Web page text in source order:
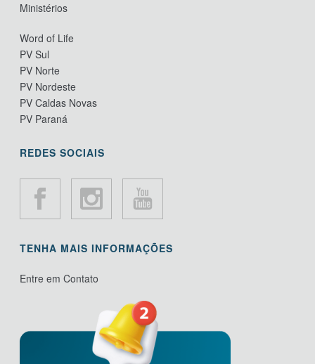
Ministérios
Word of Life
PV Sul
PV Norte
PV Nordeste
PV Caldas Novas
PV Paraná
REDES SOCIAIS
TENHA MAIS INFORMAÇÕES
Entre em Contato